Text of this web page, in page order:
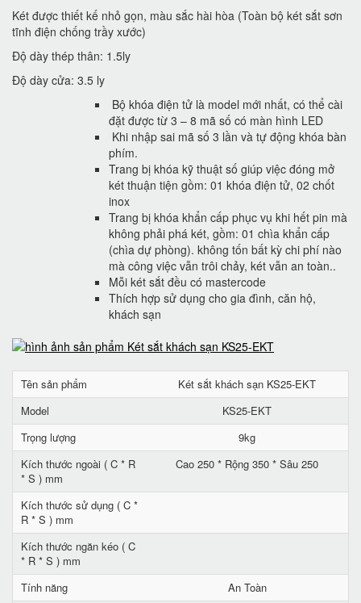
Két được thiết kế nhỏ gọn, màu sắc hài hòa (Toàn bộ két sắt sơn
tĩnh điện chống trầy xước)
Độ dày thép thân: 1.5ly
Độ dày cửa: 3.5 ly
Bộ khóa điện tử là model mới nhất, có thể cài
đặt được từ 3 – 8 mã số có màn hình LED
Khi nhập sai mã số 3 lần và tự động khóa bàn
phím.
Trang bị khóa kỹ thuật số giúp việc đóng mở
két thuận tiện gồm: 01 khóa điện tử, 02 chốt
inox
Trang bị khóa khẩn cấp phục vụ khi hết pin mà
không phải phá két, gồm: 01 chìa khẩn cấp
(chìa dự phòng). không tốn bất kỳ chi phí nào
mà công việc vẫn trôi chảy, két vẫn an toàn..
Mỗi két sắt đều có mastercode
Thích hợp sử dụng cho gia đình, căn hộ,
khách sạn
Tên sản phẩm
Két sắt khách sạn KS25-EKT
Model
KS25-EKT
Trọng lượng
9kg
Kích thước ngoài ( C * R
* S ) mm
Cao 250 * Rộng 350 * Sâu 250
Kích thước sử dụng ( C *
R * S ) mm
Kích thước ngăn kéo ( C
* R * S ) mm
Tính năng
An Toàn